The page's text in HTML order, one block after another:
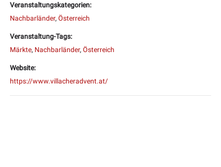
Veranstaltungskategorien:
Nachbarländer, Österreich
Veranstaltung-Tags:
Märkte, Nachbarländer, Österreich
Website:
https://www.villacheradvent.at/